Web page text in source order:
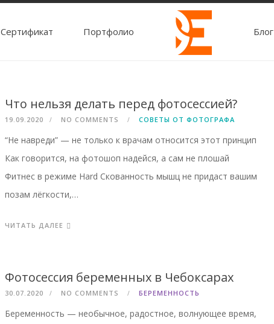
Cертификат Портфолио Блог
Что нельзя делать перед фотосессией?
19.09.2020 NO COMMENTS СОВЕТЫ ОТ ФОТОГРАФА
“Не навреди” — не только к врачам относится этот принцип
Как говорится, на фотошоп надейся, а сам не плошай
Фитнес в режиме Hard Скованность мышц не придаст вашим
позам лёгкости,…
ЧИТАТЬ ДАЛЕЕ
Фотосессия беременных в Чебоксарах
30.07.2020 NO COMMENTS БЕРЕМЕННОСТЬ
Беременность — необычное, радостное, волнующее время,